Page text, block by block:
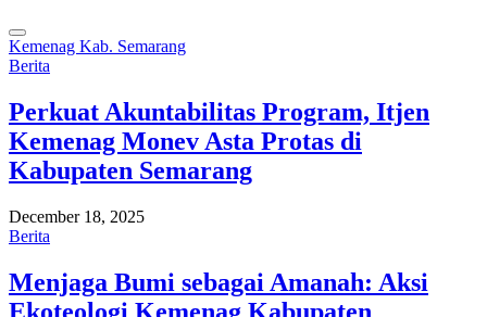
Kemenag Kab. Semarang
Berita
Perkuat Akuntabilitas Program, Itjen
Kemenag Monev Asta Protas di
Kabupaten Semarang
December 18, 2025
Berita
Menjaga Bumi sebagai Amanah: Aksi
Ekoteologi Kemenag Kabupaten